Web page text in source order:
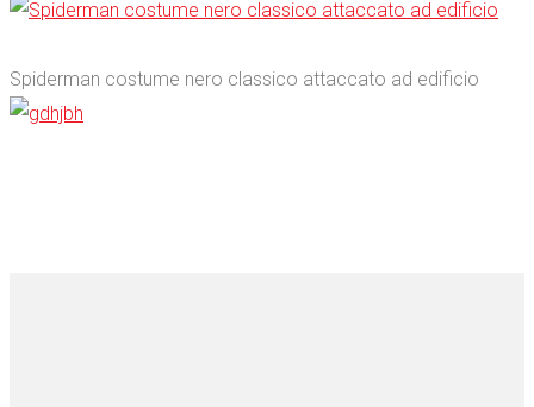
Spiderman costume nero classico attaccato ad edificio